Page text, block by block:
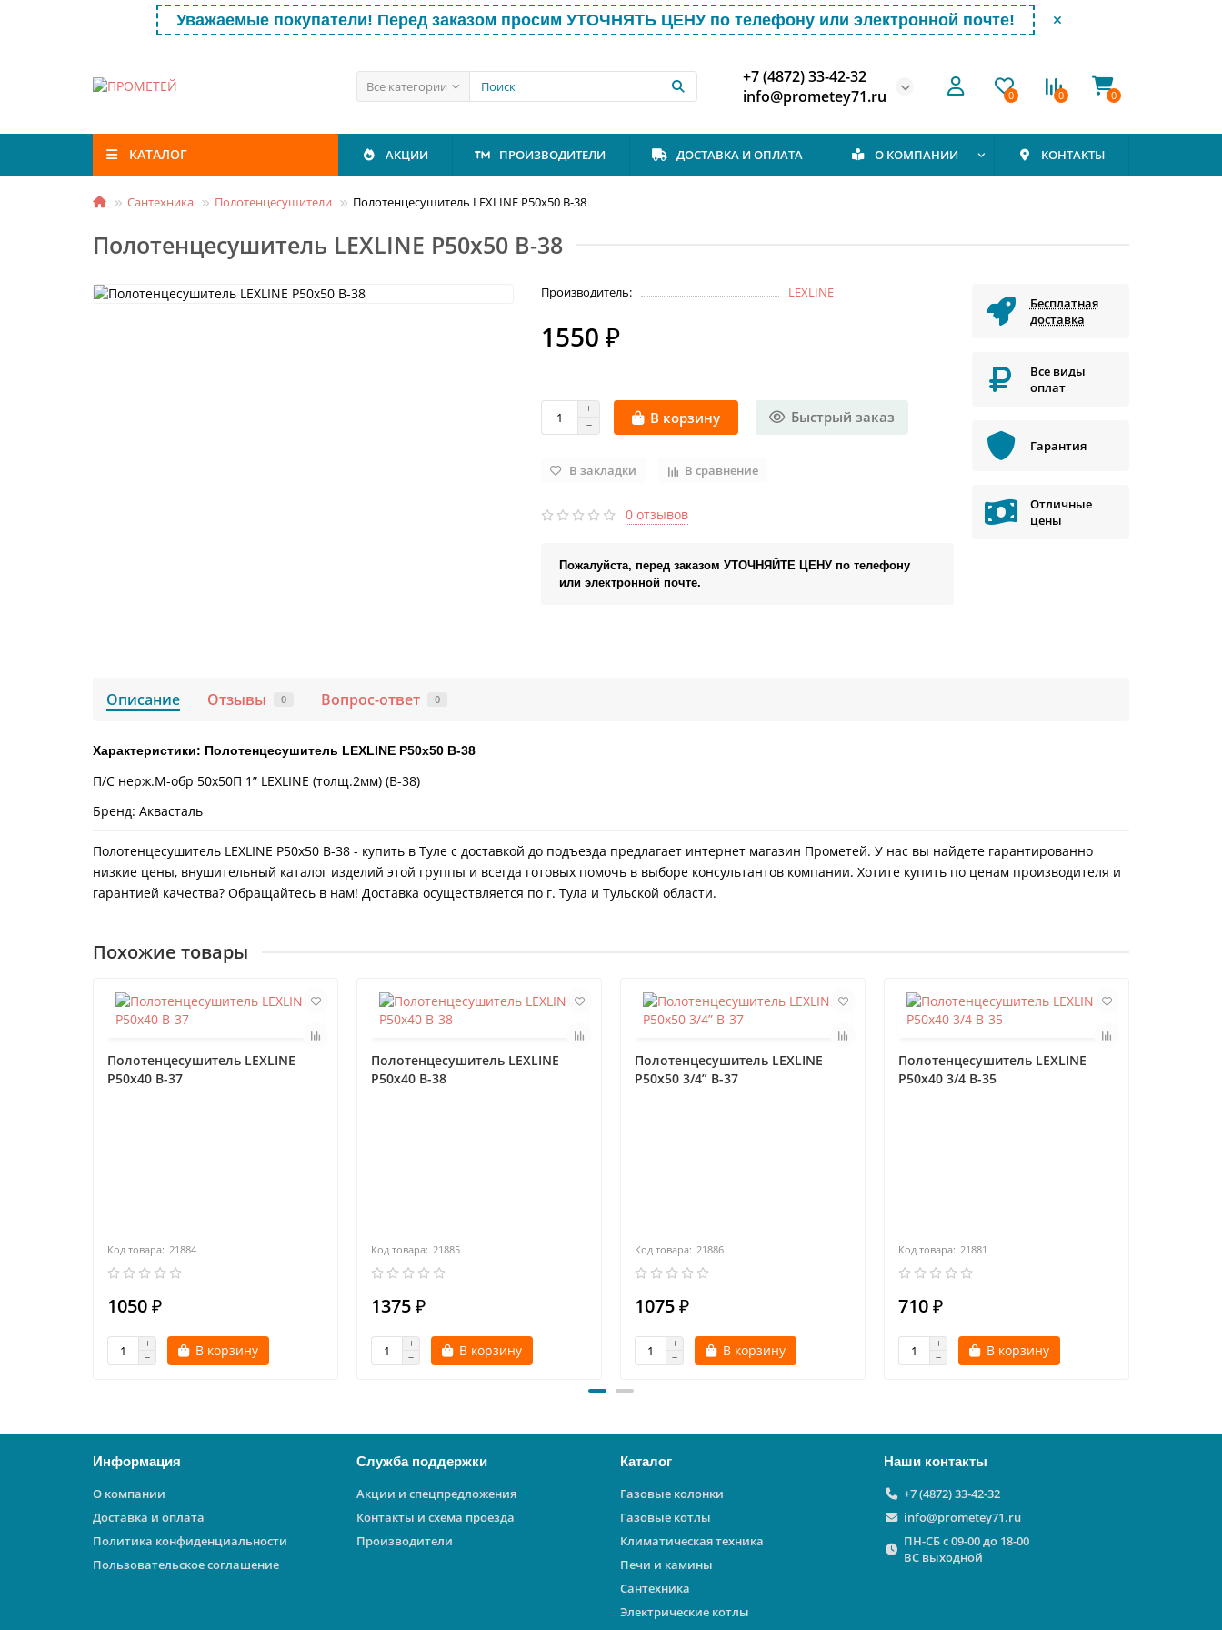
Уважаемые покупатели! Перед заказом просим УТОЧНЯТЬ ЦЕНУ по телефону или электронной почте!
Все категории
+7 (4872) 33-42-32
info@prometey71.ru
0 0 0
КАТАЛОГ АКЦИИ ПРОИЗВОДИТЕЛИ ДОСТАВКА И ОПЛАТА О КОМПАНИИ КОНТАКТЫ
Сантехника Полотенцесушители Полотенцесушитель LEXLINE P50x50 В-38
Полотенцесушитель LEXLINE P50x50 В-38
Производитель: LEXLINE
1550 ₽
В корзину Быстрый заказ
В закладки В сравнение
0 отзывов
Пожалуйста, перед заказом УТОЧНЯЙТЕ ЦЕНУ по телефону
или электронной почте.
Бесплатная
доставка
Все виды
оплат
Гарантия
Отличные
цены
Описание Отзывы 0 Вопрос-ответ 0
Характеристики: Полотенцесушитель LEXLINE P50x50 В-38
П/С нерж.М-обр 50x50П 1” LEXLINE (толщ.2мм) (В-38)
Бренд: Аквасталь
Полотенцесушитель LEXLINE P50x50 В-38 - купить в Туле с доставкой до подъезда предлагает интернет магазин Прометей. У нас вы найдете гарантированно
низкие цены, внушительный каталог изделий этой группы и всегда готовых помочь в выборе консультантов компании. Хотите купить по ценам производителя и
гарантией качества? Обращайтесь в нам! Доставка осуществляется по г. Тула и Тульской области.
Похожие товары
Полотенцесушитель LEXLINE
P50x40 В-37
21884
1050 ₽
В корзину
Полотенцесушитель LEXLINE
P50x40 В-38
21885
1375 ₽
В корзину
Полотенцесушитель LEXLINE
P50x50 3/4” В-37
21886
1075 ₽
В корзину
Полотенцесушитель LEXLINE
P50x40 3/4 В-35
21881
710 ₽
В корзину
Информация
О компании
Доставка и оплата
Политика конфиденциальности
Пользовательское соглашение
Служба поддержки
Акции и спецпредложения
Контакты и схема проезда
Производители
Каталог
Газовые колонки
Газовые котлы
Климатическая техника
Печи и камины
Сантехника
Электрические котлы
Наши контакты
+7 (4872) 33-42-32
info@prometey71.ru
ПН-СБ с 09-00 до 18-00
ВС выходной